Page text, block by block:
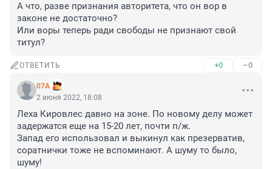
А что, разве признания авторитета, что он вор в
законе не достаточно?
Или воры теперь ради свободы не признают свой
титул?
ОТВЕТИТЬ +0 –0
07A
2 июня 2022, 18:08
Леха Кировлес давно на зоне. По новому делу может
задержатся еще на 15-20 лет, почти п/ж.
Запад его использовал и выкинул как презерватив,
соратнички тоже не вспоминают. А шуму то было,
шуму!